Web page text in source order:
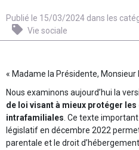
Publié le 15/03/2024 dans les
Vie sociale
« Madame la Présidente,
Nous examinons aujourd’hui la
de loi visant à mieux protéger
intrafamiliales . Ce texte
législatif en décembre 2022
parentale et le droit